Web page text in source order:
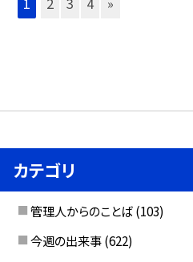
カテゴリ
管理人からのことば (103)
今週の出来事 (622)